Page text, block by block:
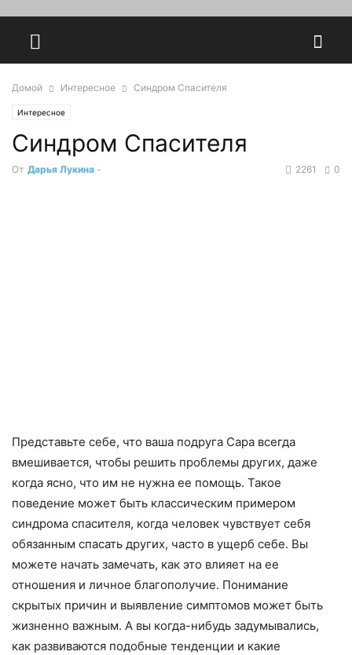
Домой Интересное Синдром Спасителя
Интересное
Синдром Спасителя
От Дарья Лукина - 0
2261
Представьте себе, что ваша подруга Сара всегда
вмешивается, чтобы решить проблемы других, даже
когда ясно, что им не нужна ее помощь. Такое
поведение может быть классическим примером
синдрома спасителя, когда человек чувствует себя
обязанным спасать других, часто в ущерб себе. Вы
можете начать замечать, как это влияет на ее
отношения и личное благополучие. Понимание
скрытых причин и выявление симптомов может быть
жизненно важным. А вы когда-нибудь задумывались,
как развиваются подобные тенденции и какие